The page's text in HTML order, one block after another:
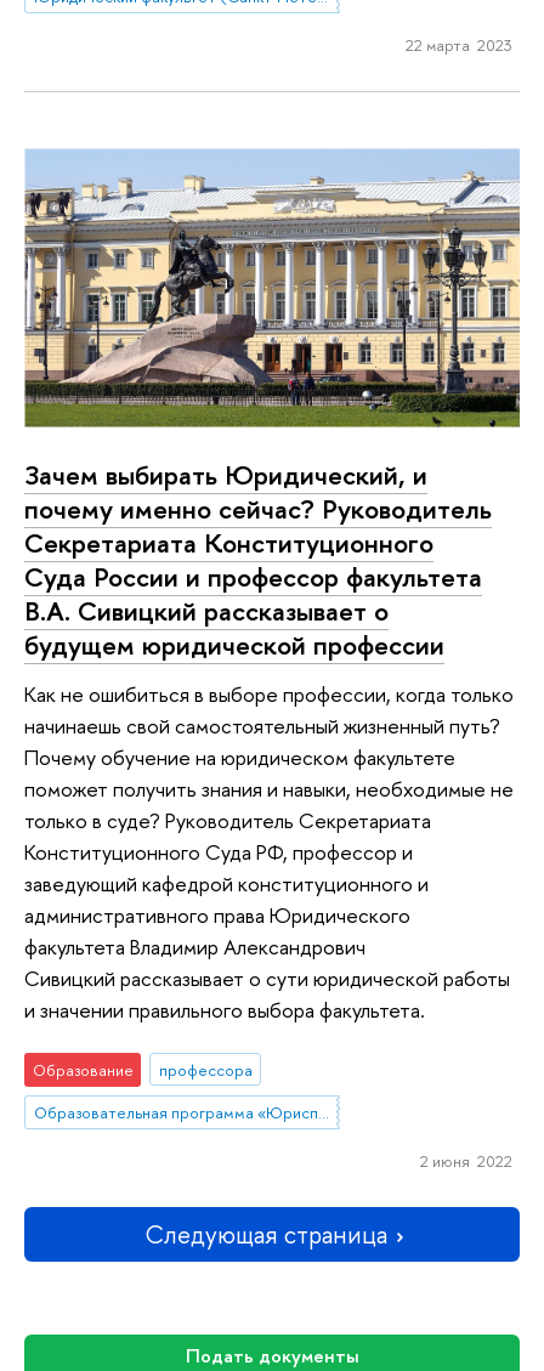
Подать документы
22 марта 2023
Зачем выбирать Юридический, и
почему именно сейчас? Руководитель
Секретариата Конституционного
Суда России и профессор факультета
В.А. Сивицкий рассказывает о
будущем юридической профессии
Как не ошибиться в выборе профессии, когда только
начинаешь свой самостоятельный жизненный путь?
Почему обучение на юридическом факультете
поможет получить знания и навыки, необходимые не
только в суде? Руководитель Секретариата
Конституционного Суда РФ, профессор и
заведующий кафедрой конституционного и
административного права Юридического
факультета Владимир Александрович
Сивицкий рассказывает о сути юридической работы
и значении правильного выбора факультета.
Образование
профессора
Образовательная программа «Юриспруденция»
2 июня 2022
Следующая страница